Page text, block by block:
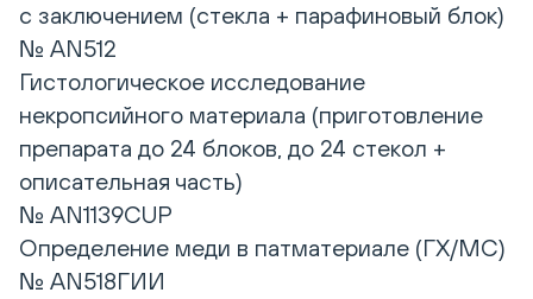
с заключением (стекла + парафиновый блок)
№ AN512
Гистологическое исследование
некропсийного материала (приготовление
препарата до 24 блоков, до 24 стекол +
описательная часть)
№ AN1139CUP
Определение меди в патматериале (ГХ/МС)
№ AN518ГИИ